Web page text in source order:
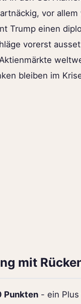
vor
Trump einen
vorerst
bleiben im
mit
Punkten - ein